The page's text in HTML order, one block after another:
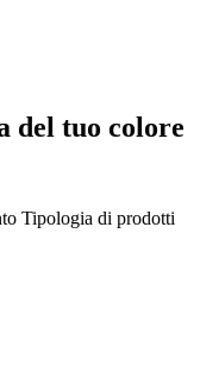
del tuo colore
Tipologia di prodotti